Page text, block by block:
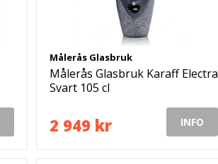
Målerås Glasbruk
Målerås Glasbruk Karaff Electra
Svart 105 cl
2 949 kr INFO